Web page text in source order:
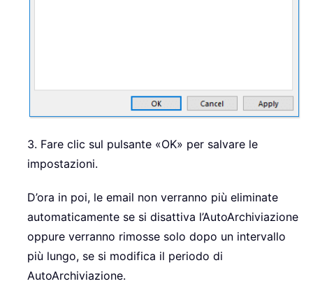
3. Fare clic sul pulsante «OK» per salvare le
impostazioni.
D’ora in poi, le email non verranno più eliminate
automaticamente se si disattiva l’AutoArchiviazione
oppure verranno rimosse solo dopo un intervallo
più lungo, se si modifica il periodo di
AutoArchiviazione.